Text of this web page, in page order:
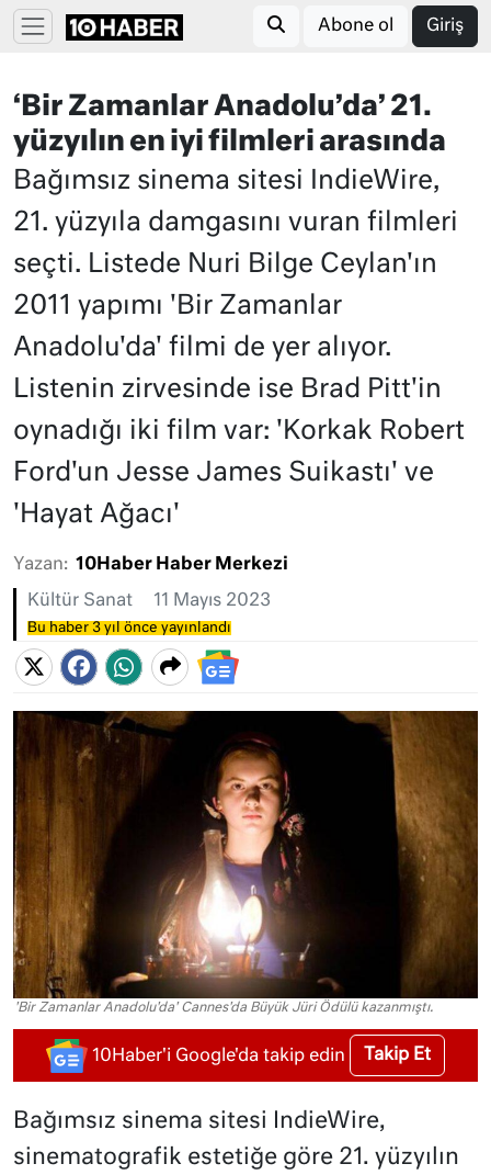
Abone ol Giriş
‘Bir Zamanlar Anadolu’da’ 21.
yüzyılın en iyi filmleri arasında
Bağımsız sinema sitesi IndieWire,
21. yüzyıla damgasını vuran filmleri
seçti. Listede Nuri Bilge Ceylan'ın
2011 yapımı 'Bir Zamanlar
Anadolu'da' filmi de yer alıyor.
Listenin zirvesinde ise Brad Pitt'in
oynadığı iki film var: 'Korkak Robert
Ford'un Jesse James Suikastı' ve
'Hayat Ağacı'
Yazan: 10Haber Haber Merkezi
Kültür Sanat 11 Mayıs 2023
Bu haber 3 yıl önce yayınlandı
'Bir Zamanlar Anadolu'da' Cannes'da Büyük Jüri Ödülü kazanmıştı.
10Haber'i Google'da takip edin Takip Et
Bağımsız sinema sitesi IndieWire,
sinematografik estetiğe göre 21. yüzyılın